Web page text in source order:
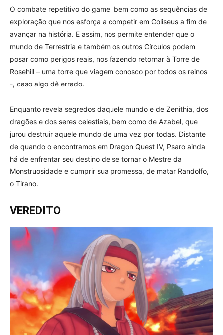
O combate repetitivo do game, bem como as sequências de
exploração que nos esforça a competir em Coliseus a fim de
avançar na história. E assim, nos permite entender que o
mundo de Terrestria e também os outros Círculos podem
posar como perigos reais, nos fazendo retornar à Torre de
Rosehill – uma torre que viagem conosco por todos os reinos
-, caso algo dê errado.
Enquanto revela segredos daquele mundo e de Zenithia, dos
dragões e dos seres celestiais, bem como de Azabel, que
jurou destruir aquele mundo de uma vez por todas. Distante
de quando o encontramos em Dragon Quest IV, Psaro ainda
há de enfrentar seu destino de se tornar o Mestre da
Monstruosidade e cumprir sua promessa, de matar Randolfo,
o Tirano.
VEREDITO